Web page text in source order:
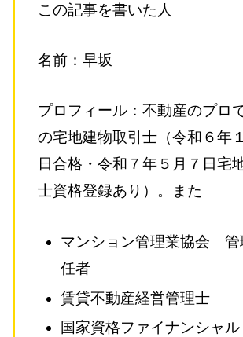
この記事を書いた人
名前：早坂
プロフィール：不動産のプロ
の宅地建物取引士（令和６年
日合格・令和７年５月７日宅
士資格登録あり）。また
マンション管理業協会 管
任者
賃貸不動産経営管理士
国家資格ファイナンシャ